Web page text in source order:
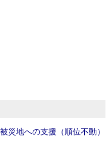
災地への支援（順位不動）